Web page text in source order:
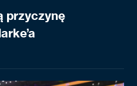
przyczynę